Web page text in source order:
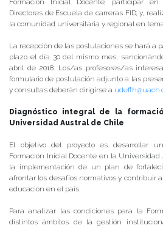
Formación Inicial Docente; participar
Directores de Escuela de carreras FID; y,
la comunidad universitaria y regional en
La recepción de las postulaciones se hará a
plazo el día 30 del mismo mes,
abril de 2018. Los/as profesores/as
formulario de postulación adjunto a las
y consultas deberán dirigirse a
Diagnóstico integral de la
Universidad Austral de Chile
El objetivo del proyecto es desarrollar
Formación Inicial Docente en la
la implementación de un plan de
afrontar los desafíos normativos y contribuir
educación en el país.
Para analizar las condiciones para la
distintos ámbitos de la gestión